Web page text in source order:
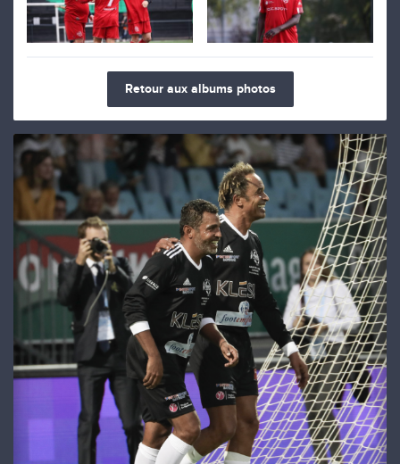
Retour aux albums photos